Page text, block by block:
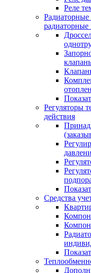
Реле
Радиаторные
Регуляторы
действия
Средства